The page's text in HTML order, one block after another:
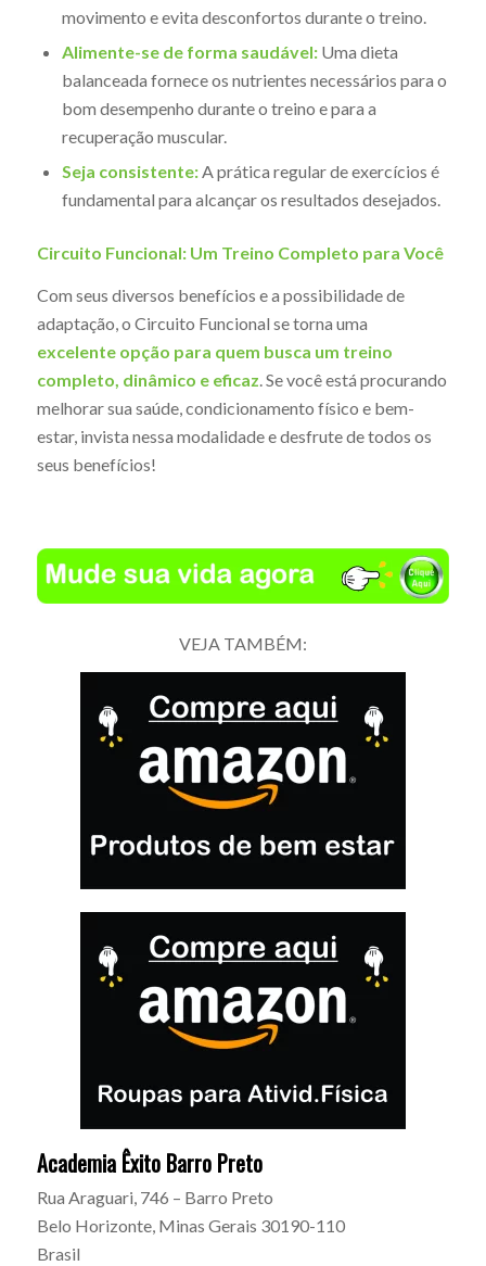
movimento e evita desconfortos durante o treino.
Alimente-se de forma saudável:Uma dieta
balanceada fornece os nutrientes necessários para o
bom desempenho durante o treino e para a
recuperação muscular.
Seja consistente:A prática regular de exercícios é
fundamental para alcançar os resultados desejados.
Circuito Funcional: Um Treino Completo para Você
Com seus diversos benefícios e a possibilidade de
adaptação, o Circuito Funcional se torna uma
excelente opção para quem busca um treino
completo, dinâmico e eficaz. Se você está procurando
melhorar sua saúde, condicionamento físico e bem-
estar, invista nessa modalidade e desfrute de todos os
seus benefícios!
VEJA TAMBÉM:
Academia Êxito Barro Preto
Rua Araguari, 746 – Barro Preto
Belo Horizonte, Minas Gerais 30190-110
Brasil